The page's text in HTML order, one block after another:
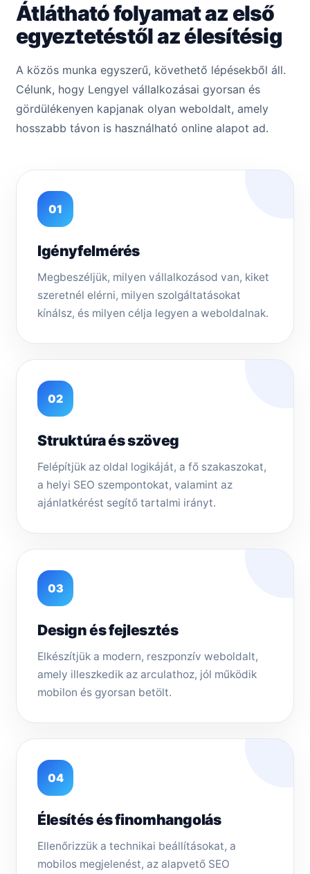
Átlátható folyamat az első
egyeztetéstől az élesítésig
A közös munka egyszerű, követhető lépésekből áll.
Célunk, hogy Lengyel vállalkozásai gyorsan és
gördülékenyen kapjanak olyan weboldalt, amely
hosszabb távon is használható online alapot ad.
01
Igényfelmérés
Megbeszéljük, milyen vállalkozásod van, kiket
szeretnél elérni, milyen szolgáltatásokat
kínálsz, és milyen célja legyen a weboldalnak.
02
Struktúra és szöveg
Felépítjük az oldal logikáját, a fő szakaszokat,
a helyi SEO szempontokat, valamint az
ajánlatkérést segítő tartalmi irányt.
03
Design és fejlesztés
Elkészítjük a modern, reszponzív weboldalt,
amely illeszkedik az arculathoz, jól működik
mobilon és gyorsan betölt.
04
Élesítés és finomhangolás
Ellenőrizzük a technikai beállításokat, a
mobilos megjelenést, az alapvető SEO